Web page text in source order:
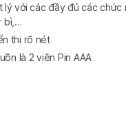
lý với các đầy đủ các chức
bì,…
thị rõ nét
là 2 viên Pin AAA